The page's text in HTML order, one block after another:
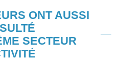
ONT AUSSI
SECTEUR